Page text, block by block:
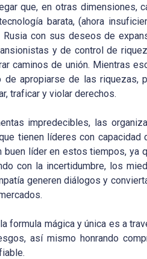
que, en otras
barata, (ahora
con sus deseos de
y de control de
caminos de unión. Mientras
apropiarse de las riquezas,
traficar y violar derechos.
impredecibles, las
tienen líderes con
líder en estos tiempos, ya
con la incertidumbre, los
generen diálogos y
formula mágica y única es a
así mismo honrando